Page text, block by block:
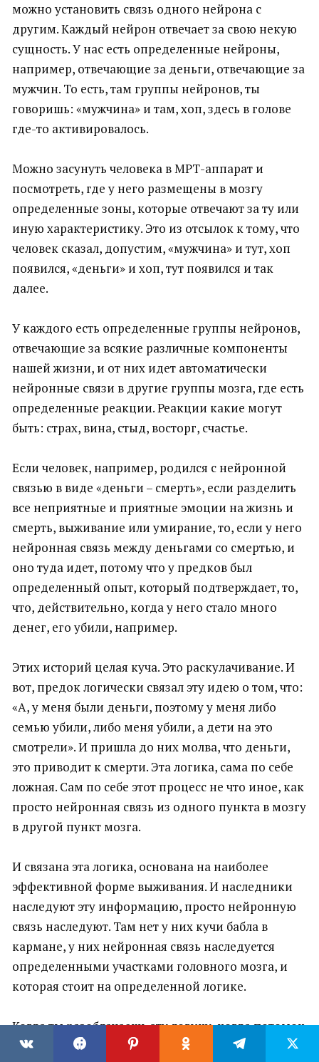
можно установить связь одного нейрона с
другим. Каждый нейрон отвечает за свою некую
сущность. У нас есть определенные нейроны,
например, отвечающие за деньги, отвечающие за
мужчин. То есть, там группы нейронов, ты
говоришь: «мужчина» и там, хоп, здесь в голове
где-то активировалось.
Можно засунуть человека в МРТ-аппарат и
посмотреть, где у него размещены в мозгу
определенные зоны, которые отвечают за ту или
иную характеристику. Это из отсылок к тому, что
человек сказал, допустим, «мужчина» и тут, хоп
появился, «деньги» и хоп, тут появился и так
далее.
У каждого есть определенные группы нейронов,
отвечающие за всякие различные компоненты
нашей жизни, и от них идет автоматически
нейронные связи в другие группы мозга, где есть
определенные реакции. Реакции какие могут
быть: страх, вина, стыд, восторг, счастье.
Если человек, например, родился с нейронной
связью в виде «деньги – смерть», если разделить
все неприятные и приятные эмоции на жизнь и
смерть, выживание или умирание, то, если у него
нейронная связь между деньгами со смертью, и
оно туда идет, потому что у предков был
определенный опыт, который подтверждает, то,
что, действительно, когда у него стало много
денег, его убили, например.
Этих историй целая куча. Это раскулачивание. И
вот, предок логически связал эту идею о том, что:
«А, у меня были деньги, поэтому у меня либо
семью убили, либо меня убили, а дети на это
смотрели». И пришла до них молва, что деньги,
это приводит к смерти. Эта логика, сама по себе
ложная. Сам по себе этот процесс не что иное, как
просто нейронная связь из одного пункта в мозгу
в другой пункт мозга.
И связана эта логика, основана на наиболее
эффективной форме выживания. И наследники
наследуют эту информацию, просто нейронную
связь наследуют. Там нет у них кучи бабла в
кармане, у них нейронная связь наследуется
определенными участками головного мозга, и
которая стоит на определенной логике.
Когда ты разоблачаешь эту логику, когда потомок
осознаёт, что, вообще, было дело не в деньгах, а,